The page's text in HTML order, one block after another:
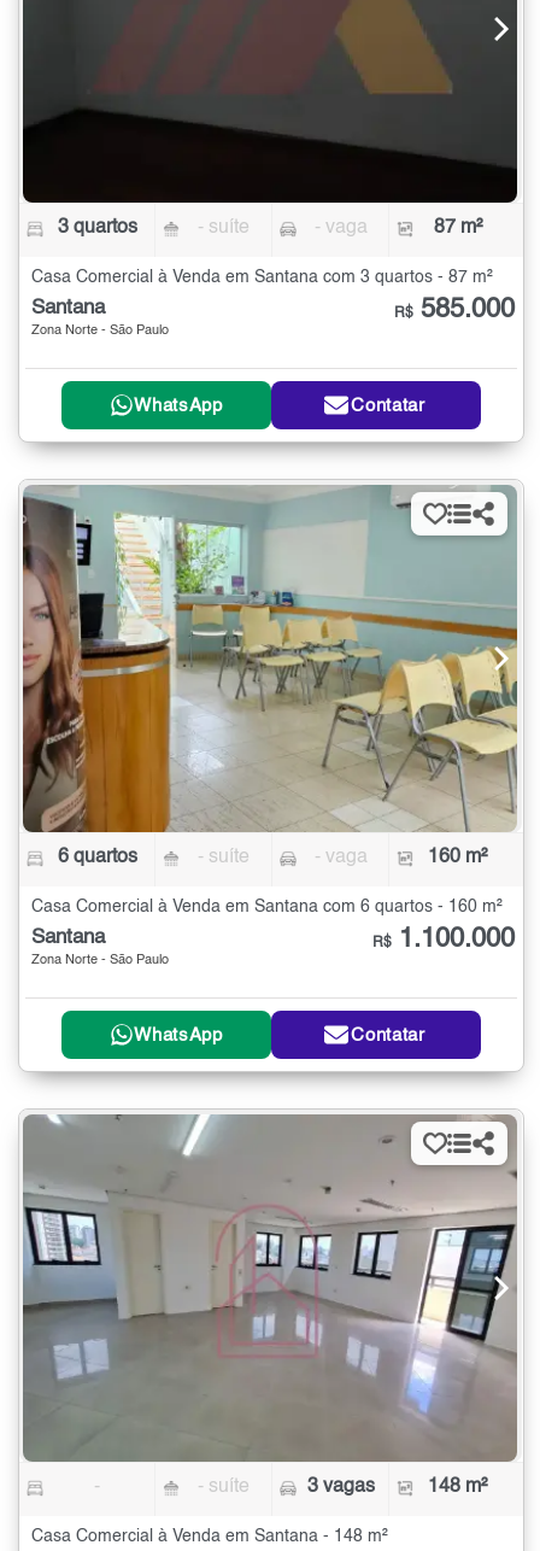
3 quartos - suíte - vaga 87 m²
Casa Comercial à Venda em Santana com 3 quartos - 87 m²
Santana
Zona Norte - São Paulo
R$ 585.000
WhatsApp Contatar
6 quartos - suíte - vaga 160 m²
Casa Comercial à Venda em Santana com 6 quartos - 160 m²
Santana
Zona Norte - São Paulo
R$ 1.100.000
WhatsApp Contatar
- - suíte 3 vagas 148 m²
Casa Comercial à Venda em Santana - 148 m²